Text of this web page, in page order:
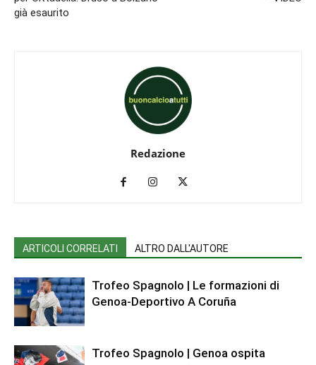
già esaurito
Redazione
ARTICOLI CORRELATI ALTRO DALL'AUTORE
Trofeo Spagnolo | Le formazioni di
Genoa-Deportivo A Coruña
Trofeo Spagnolo | Genoa ospita